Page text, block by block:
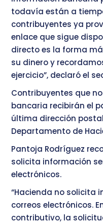
todavía están a
contribuyentes ya
enlace que sigue
directo es la forma
su dinero y
ejercicio”, declaró el
Contribuyentes que
bancaria recibirán el
última dirección
Departamento de
Pantoja Rodríguez
solicita información
electrónicos.
“Hacienda no solicita
correos electrónicos.
contributivo, la